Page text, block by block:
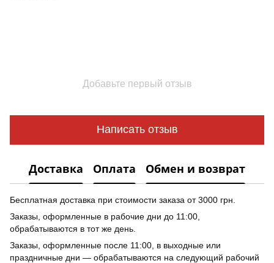
Добавьте первый отзыв
Написать отзыв
Доставка Оплата Обмен и возврат
Бесплатная доставка при стоимости заказа от 3000 грн.
Заказы, оформленные в рабочие дни до 11:00,
обрабатываются в тот же день.
Заказы, оформленные после 11:00, в выходные или
праздничные дни — обрабатываются на следующий рабочий